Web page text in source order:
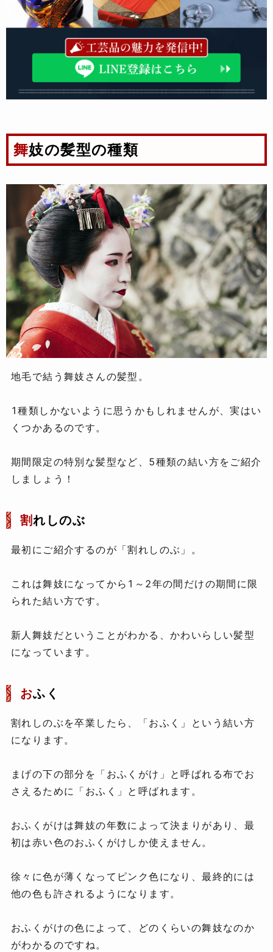
舞妓の髪型の種類
地毛で結う舞妓さんの髪型。
1種類しかないように思うかもしれませんが、実はい
くつかあるのです。
期間限定の特別な髪型など、5種類の結い方をご紹介
しましょう！
割れしのぶ
最初にご紹介するのが「割れしのぶ」。
これは舞妓になってから1～2年の間だけの期間に限
られた結い方です。
新人舞妓だということがわかる、かわいらしい髪型
になっています。
おふく
割れしのぶを卒業したら、「おふく」という結い方
になります。
まげの下の部分を「おふくがけ」と呼ばれる布でお
さえるために「おふく」と呼ばれます。
おふくがけは舞妓の年数によって決まりがあり、最
初は赤い色のおふくがけしか使えません。
徐々に色が薄くなってピンク色になり、最終的には
他の色も許されるようになります。
おふくがけの色によって、どのくらいの舞妓なのか
がわかるのですね。